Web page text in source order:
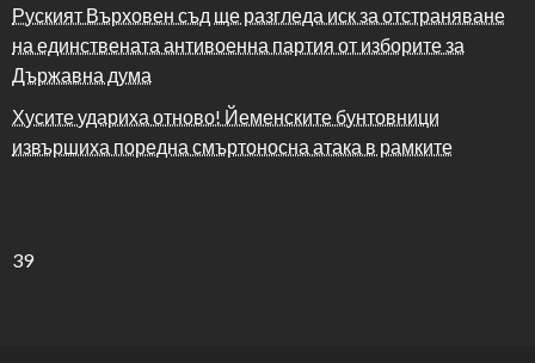
Руският Върховен съд ще разгледа иск за отстраняване
на единствената антивоенна партия от изборите за
Държавна дума
Хусите удариха отново! Йеменските бунтовници
извършиха поредна смъртоносна атака в рамките
39